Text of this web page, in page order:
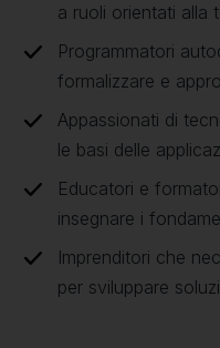
a ruoli orientati alla
Programmatori
formalizzare e
Appassionati di
le basi delle
Educatori e
insegnare i
Imprenditori che
per sviluppare